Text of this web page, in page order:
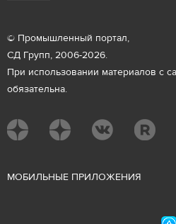
© Промышленный портал,
СД Групп, 2006-2026.
При использовании материалов с
обязательна.
МОБИЛЬНЫЕ ПРИЛОЖЕНИЯ